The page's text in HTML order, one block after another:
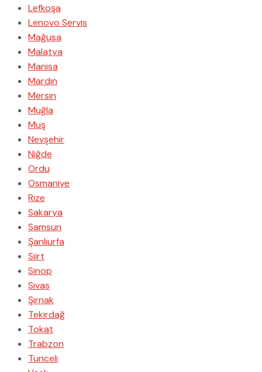
Lefkoşa
Lenovo Servis
Mağusa
Malatya
Manisa
Mardin
Mersin
Muğla
Muş
Nevşehir
Niğde
Ordu
Osmaniye
Rize
Sakarya
Samsun
Şanlıurfa
Siirt
Sinop
Sivas
Şırnak
Tekirdağ
Tokat
Trabzon
Tunceli